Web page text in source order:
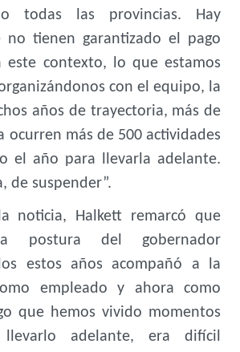
todas las provincias. Hay
no tienen garantizado el pago
este contexto, lo que estamos
con el equipo, la
años de trayectoria, más de
ocurren más de 500 actividades
el año para llevarla adelante.
de suspender”.
noticia, Halkett remarcó que
postura del gobernador
estos años acompañó a la
empleado y ahora como
que hemos vivido momentos
adelante, era difícil